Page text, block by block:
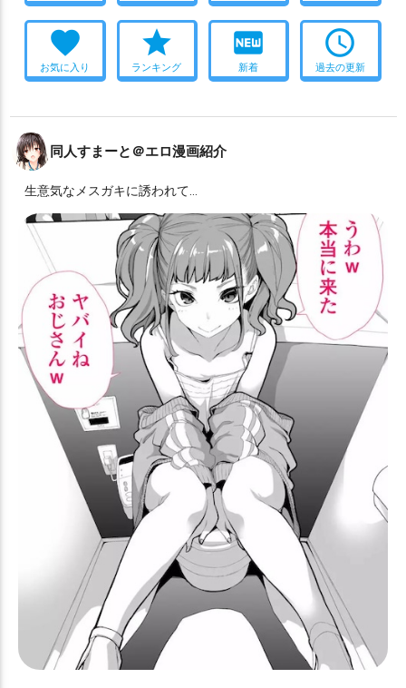
favorite
お気に入り
star
ランキング
fiber_new
新着
access_time
過去の更新
同人すまーと＠エロ漫画紹介
生意気なメスガキに誘われて…